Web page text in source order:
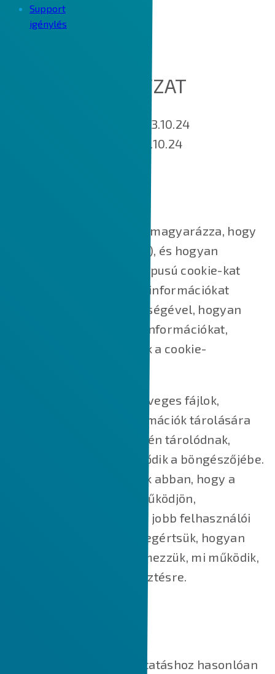
Support
igénylés
COOKIE SZABÁLYZAT
Hatálybalépés napja: 2023.10.24
Utoljára módosított: 2023.10.24
Ez a Cookie-szabályzat elmagyarázza, hogy
mik azok a sütik (cookie-k), és hogyan
használjuk őket, milyen típusú cookie-kat
használunk, azaz milyen információkat
gyűjtünk a cookie-k segítségével, hogyan
használjuk fel ezeket az információkat,
valamint hogyan kezeljük a cookie-
A cookie-k kisméretű szöveges fájlok,
amelyek kisméretű információk tárolására
szolgálnak. Az Ön eszközén tárolódnak,
amikor a webhely betöltődik a böngészőjébe.
Ezek a cookie-k segítenek abban, hogy a
weboldal megfelelően működjön,
biztonságosabbá tegyük, jobb felhasználói
élményt nyújtsunk, és megértsük, hogyan
működik a weboldal, elemezzük, mi működik,
és hol van szükség fejlesztésre.
A legtöbb online szolgáltatáshoz hasonlóan